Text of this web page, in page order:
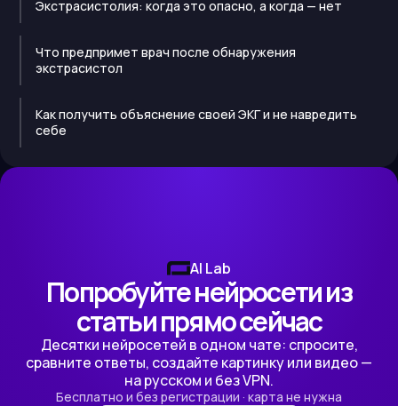
Экстрасистолия: когда это опасно, а когда — нет
Что предпримет врач после обнаружения
экстрасистол
Как получить объяснение своей ЭКГ и не навредить
себе
AI Lab
Попробуйте нейросети из
статьи прямо сейчас
Десятки нейросетей в одном чате: спросите,
сравните ответы, создайте картинку или видео —
на русском и без VPN.
Бесплатно и без регистрации · карта не нужна